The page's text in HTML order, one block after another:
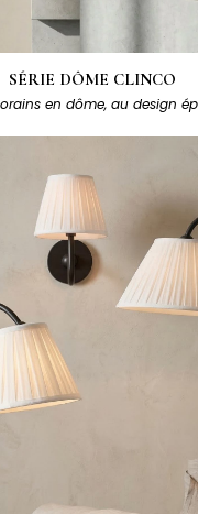
SÉRIE DÔME CLINCO
en dôme, au design